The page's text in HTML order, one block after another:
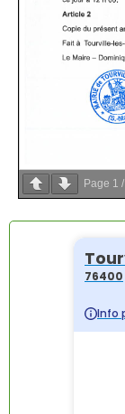
Page 1 /